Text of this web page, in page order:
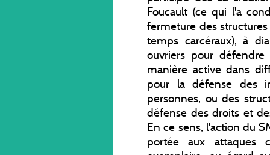
Foucault (ce qui l'a
fermeture des
temps carcéraux), à
ouvriers pour
manière active dans
pour la défense des
personnes, ou des
défense des droits et
En ce sens, l'action du
portée aux attaques